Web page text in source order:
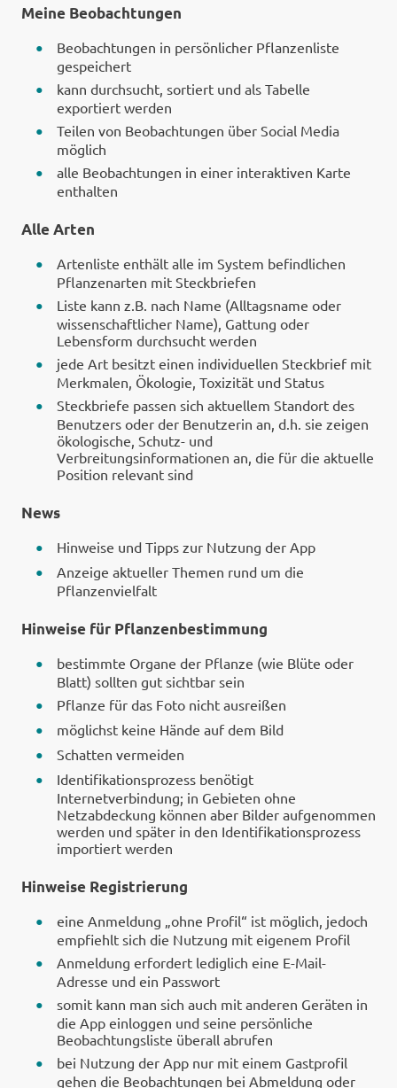
Meine Beobachtungen
Beobachtungen in persönlicher Pflanzenliste
gespeichert
kann durchsucht, sortiert und als Tabelle
exportiert werden
Teilen von Beobachtungen über Social Media
möglich
alle Beobachtungen in einer interaktiven Karte
enthalten
Alle Arten
Artenliste enthält alle im System befindlichen
Pflanzenarten mit Steckbriefen
Liste kann z.B. nach Name (Alltagsname oder
wissenschaftlicher Name), Gattung oder
Lebensform durchsucht werden
jede Art besitzt einen individuellen Steckbrief mit
Merkmalen, Ökologie, Toxizität und Status
Steckbriefe passen sich aktuellem Standort des
Benutzers oder der Benutzerin an, d.h. sie zeigen
ökologische, Schutz- und
Verbreitungsinformationen an, die für die aktuelle
Position relevant sind
News
Hinweise und Tipps zur Nutzung der App
Anzeige aktueller Themen rund um die
Pflanzenvielfalt
Hinweise für Pflanzenbestimmung
bestimmte Organe der Pflanze (wie Blüte oder
Blatt) sollten gut sichtbar sein
Pflanze für das Foto nicht ausreißen
möglichst keine Hände auf dem Bild
Schatten vermeiden
Identifikationsprozess benötigt
Internetverbindung; in Gebieten ohne
Netzabdeckung können aber Bilder aufgenommen
werden und später in den Identifikationsprozess
importiert werden
Hinweise Registrierung
eine Anmeldung „ohne Profil“ ist möglich, jedoch
empfiehlt sich die Nutzung mit eigenem Profil
Anmeldung erfordert lediglich eine E-Mail-
Adresse und ein Passwort
somit kann man sich auch mit anderen Geräten in
die App einloggen und seine persönliche
Beobachtungsliste überall abrufen
bei Nutzung der App nur mit einem Gastprofil
gehen die Beobachtungen bei Abmeldung oder